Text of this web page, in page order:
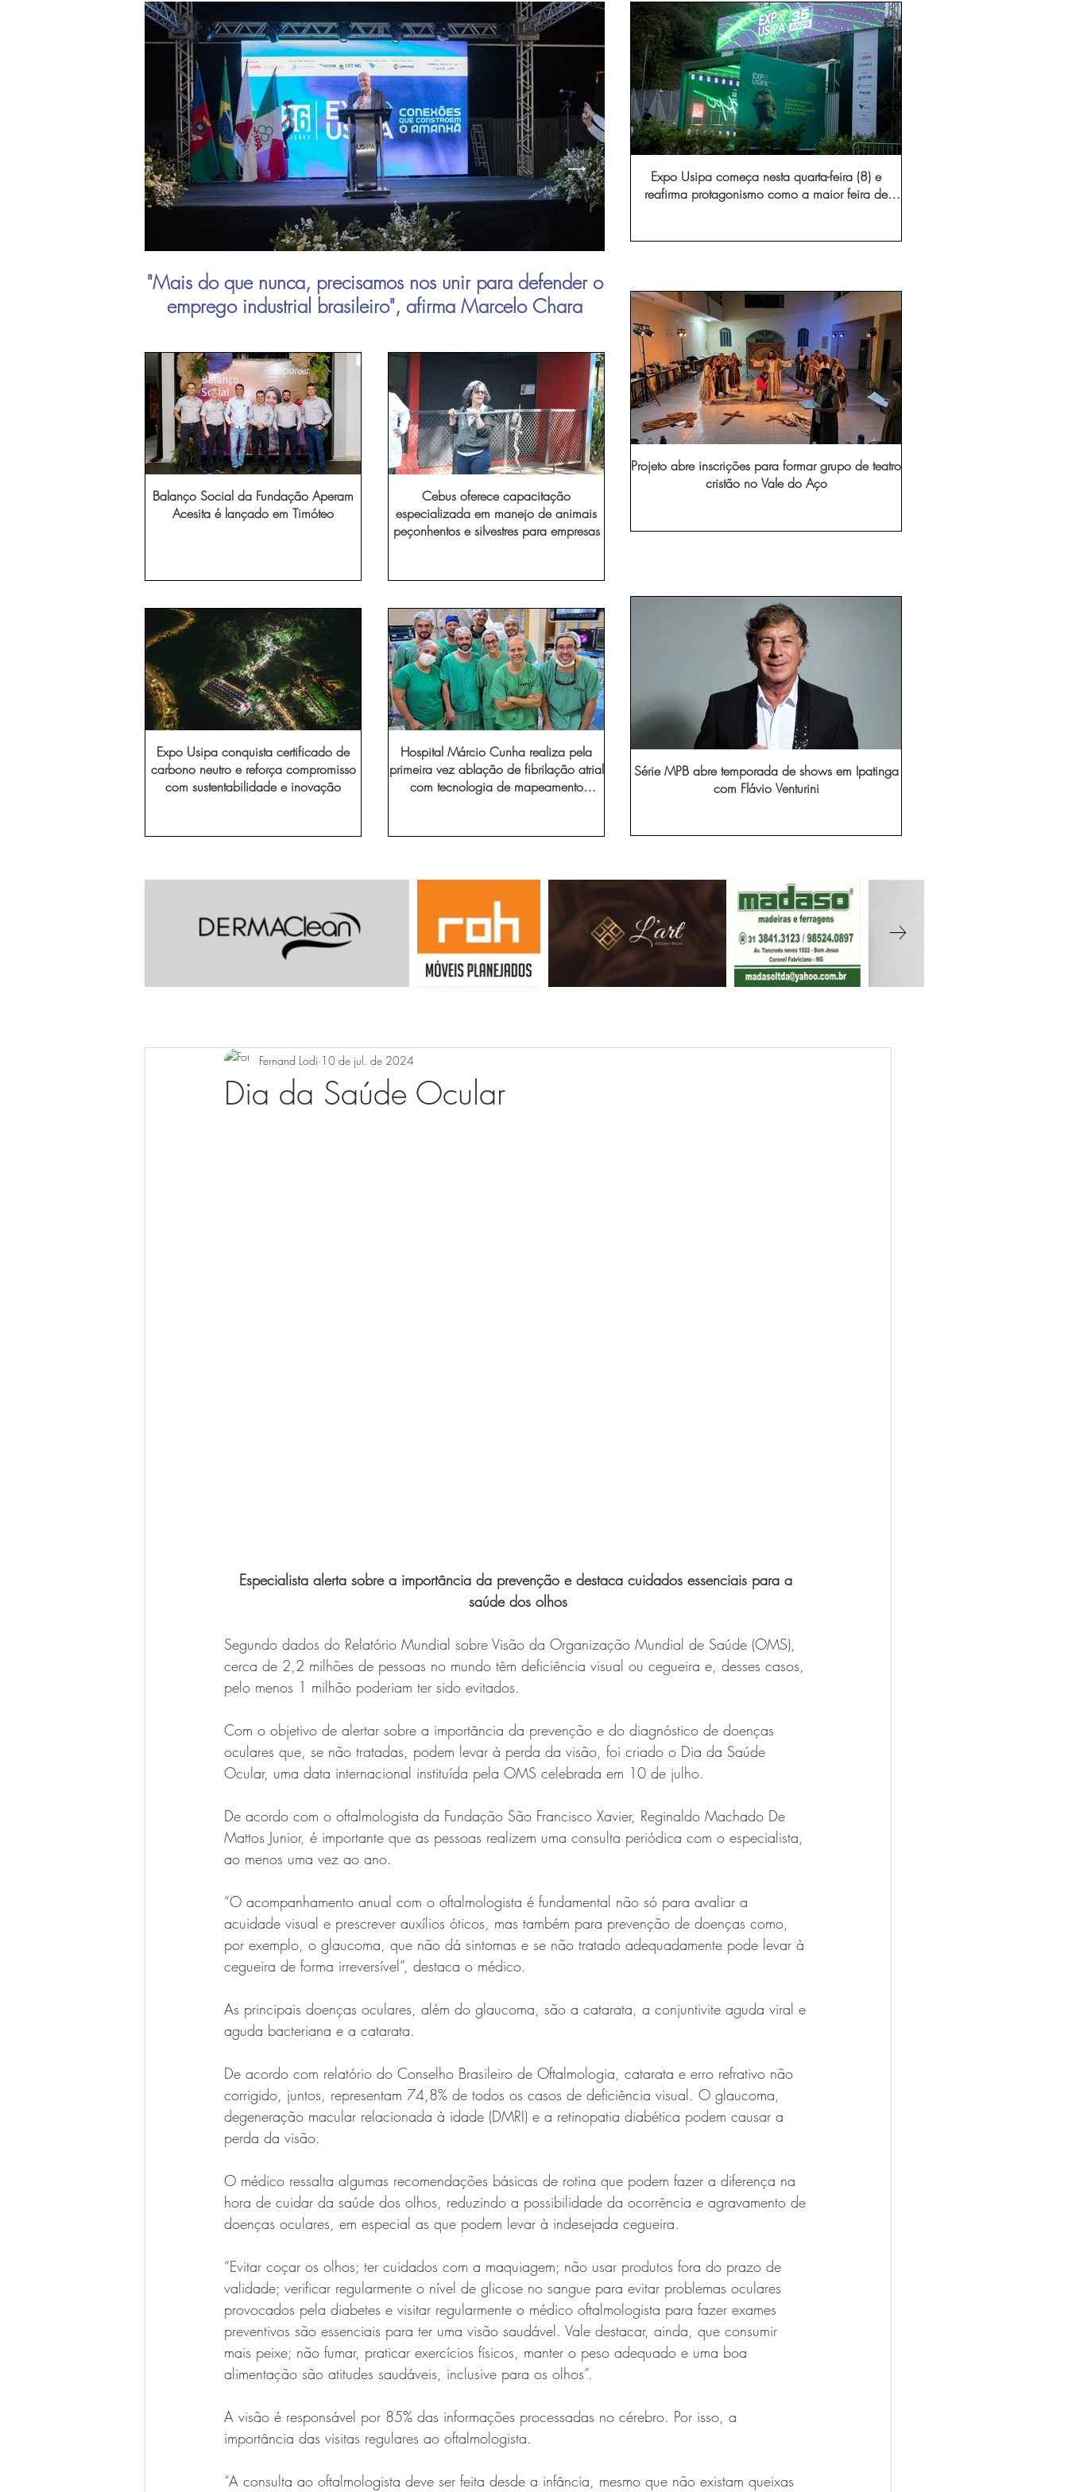
"Mais do que nunca, precisamos nos unir para defender o
emprego industrial brasileiro", afirma Marcelo Chara
viagens de caminhões por ano pelas vias de Timóteo
Balanço Social da Fundação Aperam
Acesita é lançado em Timóteo
Cebus oferece capacitação
especializada em manejo de animais
peçonhentos e silvestres para empresas
Expo Usipa começa nesta quarta-feira (8) e
reafirma protagonismo como a maior feira de
Projeto abre inscrições para formar grupo de teatro
cristão no Vale do Aço
Expo Usipa conquista certificado de
carbono neutro e reforça compromisso
com sustentabilidade e inovação
Hospital Márcio Cunha realiza pela
primeira vez ablação de fibrilação atrial
com tecnologia de mapeamento
Série MPB abre temporada de shows em Ipatinga
com Flávio Venturini
Dia da Saúde Ocular
Fernand Lodi 10 de jul. de 2024
Especialista alerta sobre a importância da prevenção e destaca cuidados essenciais para a
saúde dos olhos
Segundo dados do Relatório Mundial sobre Visão da Organização Mundial de Saúde (OMS),
cerca de 2,2 milhões de pessoas no mundo têm deficiência visual ou cegueira e, desses casos,
pelo menos 1 milhão poderiam ter sido evitados.
Com o objetivo de alertar sobre a importância da prevenção e do diagnóstico de doenças
oculares que, se não tratadas, podem levar à perda da visão, foi criado o Dia da Saúde
Ocular, uma data internacional instituída pela OMS celebrada em 10 de julho.
De acordo com o oftalmologista da Fundação São Francisco Xavier, Reginaldo Machado De
Mattos Junior, é importante que as pessoas realizem uma consulta periódica com o especialista,
ao menos uma vez ao ano.
“O acompanhamento anual com o oftalmologista é fundamental não só para avaliar a
acuidade visual e prescrever auxílios óticos, mas também para prevenção de doenças como,
por exemplo, o glaucoma, que não dá sintomas e se não tratado adequadamente pode levar à
cegueira de forma irreversível”, destaca o médico.
As principais doenças oculares, além do glaucoma, são a catarata, a conjuntivite aguda viral e
aguda bacteriana e a catarata.
De acordo com relatório do Conselho Brasileiro de Oftalmologia, catarata e erro refrativo não
corrigido, juntos, representam 74,8% de todos os casos de deficiência visual. O glaucoma,
degeneração macular relacionada à idade (DMRI) e a retinopatia diabética podem causar a
perda da visão.
O médico ressalta algumas recomendações básicas de rotina que podem fazer a diferença na
hora de cuidar da saúde dos olhos, reduzindo a possibilidade da ocorrência e agravamento de
doenças oculares, em especial as que podem levar à indesejada cegueira.
“Evitar coçar os olhos; ter cuidados com a maquiagem; não usar produtos fora do prazo de
validade; verificar regularmente o nível de glicose no sangue para evitar problemas oculares
provocados pela diabetes e visitar regularmente o médico oftalmologista para fazer exames
preventivos são essenciais para ter uma visão saudável. Vale destacar, ainda, que consumir
mais peixe; não fumar, praticar exercícios físicos, manter o peso adequado e uma boa
alimentação são atitudes saudáveis, inclusive para os olhos”.
A visão é responsável por 85% das informações processadas no cérebro. Por isso, a
importância das visitas regulares ao oftalmologista.
“A consulta ao oftalmologista deve ser feita desde a infância, mesmo que não existam queixas